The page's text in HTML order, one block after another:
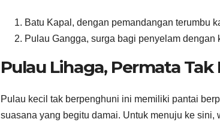
Batu Kapal, dengan pemandangan terumbu
Pulau Gangga, surga bagi penyelam dengan
Pulau Lihaga, Permata
Pulau kecil tak berpenghuni ini memiliki pantai
suasana yang begitu damai. Untuk menuju ke